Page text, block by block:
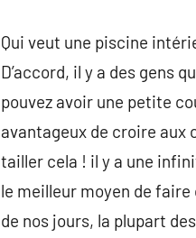
Qui veut une piscine
D’accord, il y a des gens
pouvez avoir une petite
avantageux de croire aux
tailler cela ! il y a une
le meilleur moyen de faire
de nos jours, la plupart